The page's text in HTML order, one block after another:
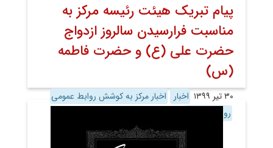
پیام تبریک هیئت رئیسه مرکز به
مناسبت فرارسیدن سالروز ازدواج
حضرت علی (ع) و حضرت فاطمه
(س)
۳۰ تیر ۱۳۹۹ اخبار
اخبار مرکز به کوشش روابط عمومی
روابط عمومی